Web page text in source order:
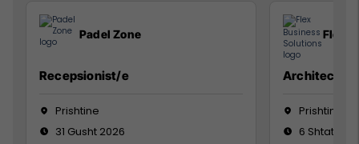
Padel Zone
Recepsionist/e
Prishtine
31 Gusht 2026
Flex
Architect
Prishtinë
6 Shtator